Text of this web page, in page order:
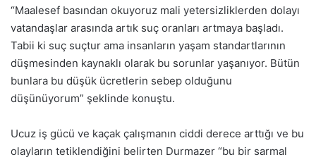
“Maalesef basından okuyoruz mali yetersizliklerden dolayı
vatandaşlar arasında artık suç oranları artmaya başladı.
Tabii ki suç suçtur ama insanların yaşam standartlarının
düşmesinden kaynaklı olarak bu sorunlar yaşanıyor. Bütün
bunlara bu düşük ücretlerin sebep olduğunu
düşünüyorum” şeklinde konuştu.
Ucuz iş gücü ve kaçak çalışmanın ciddi derece arttığı ve bu
olayların tetiklendiğini belirten Durmazer “bu bir sarmal